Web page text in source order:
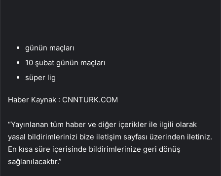
günün maçları
10 şubat günün maçları
süper lig
Haber Kaynak : CNNTURK.COM
“Yayınlanan tüm haber ve diğer içerikler ile ilgili olarak
yasal bildirimlerinizi bize iletişim sayfası üzerinden iletiniz.
En kısa süre içerisinde bildirimlerinize geri dönüş
sağlanılacaktır.”